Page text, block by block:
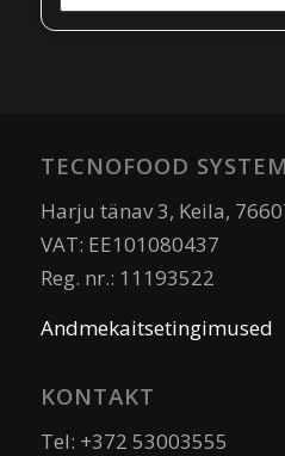
TECNOFOOD
Harju tänav 3, Keila,
VAT: EE101080437
Reg. nr.: 11193522
Andmekaitsetingimused
KONTAKT
Tel: +372 53003555